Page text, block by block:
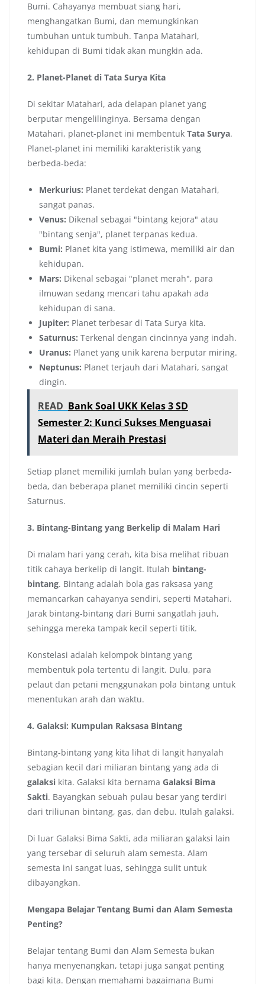
Bumi. Cahayanya membuat siang hari,
menghangatkan Bumi, dan memungkinkan
tumbuhan untuk tumbuh. Tanpa Matahari,
kehidupan di Bumi tidak akan mungkin ada.
2. Planet-Planet di Tata Surya Kita
Di sekitar Matahari, ada delapan planet yang
berputar mengelilinginya. Bersama dengan
Matahari, planet-planet ini membentuk Tata Surya.
Planet-planet ini memiliki karakteristik yang
berbeda-beda:
Merkurius: Planet terdekat dengan Matahari,
sangat panas.
Venus: Dikenal sebagai "bintang kejora" atau
"bintang senja", planet terpanas kedua.
Bumi: Planet kita yang istimewa, memiliki air dan
kehidupan.
Mars: Dikenal sebagai "planet merah", para
ilmuwan sedang mencari tahu apakah ada
kehidupan di sana.
Jupiter: Planet terbesar di Tata Surya kita.
Saturnus: Terkenal dengan cincinnya yang indah.
Uranus: Planet yang unik karena berputar miring.
Neptunus: Planet terjauh dari Matahari, sangat
dingin.
READ Bank Soal UKK Kelas 3 SD
Semester 2: Kunci Sukses Menguasai
Materi dan Meraih Prestasi
Setiap planet memiliki jumlah bulan yang berbeda-
beda, dan beberapa planet memiliki cincin seperti
Saturnus.
3. Bintang-Bintang yang Berkelip di Malam Hari
Di malam hari yang cerah, kita bisa melihat ribuan
titik cahaya berkelip di langit. Itulah bintang-
bintang. Bintang adalah bola gas raksasa yang
memancarkan cahayanya sendiri, seperti Matahari.
Jarak bintang-bintang dari Bumi sangatlah jauh,
sehingga mereka tampak kecil seperti titik.
Konstelasi adalah kelompok bintang yang
membentuk pola tertentu di langit. Dulu, para
pelaut dan petani menggunakan pola bintang untuk
menentukan arah dan waktu.
4. Galaksi: Kumpulan Raksasa Bintang
Bintang-bintang yang kita lihat di langit hanyalah
sebagian kecil dari miliaran bintang yang ada di
galaksi kita. Galaksi kita bernama Galaksi Bima
Sakti. Bayangkan sebuah pulau besar yang terdiri
dari triliunan bintang, gas, dan debu. Itulah galaksi.
Di luar Galaksi Bima Sakti, ada miliaran galaksi lain
yang tersebar di seluruh alam semesta. Alam
semesta ini sangat luas, sehingga sulit untuk
dibayangkan.
Mengapa Belajar Tentang Bumi dan Alam Semesta
Penting?
Belajar tentang Bumi dan Alam Semesta bukan
hanya menyenangkan, tetapi juga sangat penting
bagi kita. Dengan memahami bagaimana Bumi